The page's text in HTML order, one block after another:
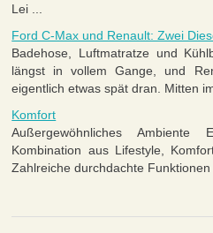
Lei ...
Ford C-Max und Renault: Zwei
Badehose, Luftmatratze und
längst in vollem Gange, und
eigentlich etwas spät dran. Mitten
Komfort
Außergewöhnliches
Kombination aus Lifestyle,
Zahlreiche durchdachte